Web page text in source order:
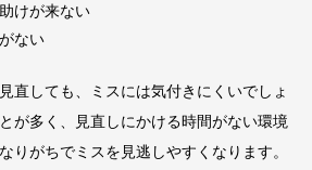
けが来ない
ない
直しても、ミスには気付きにくいでしょ
が多く、見直しにかける時間がない環境
りがちでミスを見逃しやすくなります。